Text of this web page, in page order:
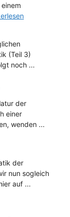
(Teil 3)
noch ...
der
einer
wenden ...
der
nun sogleich
auf ...